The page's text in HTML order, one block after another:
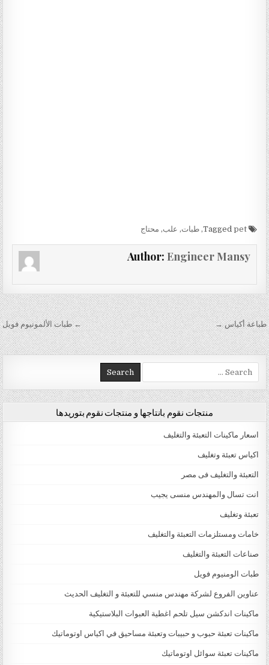
Tagged
pet
,طبات, علب, محتاج
Author: Engineer Mansy
تصفّح المقالات ← طبات الألمونيوم فويل طباعة أكياس →
Search for:
منتجات نقوم بانتاجها و منتجات نقوم بتوريدها
اسعار ماكينات التعبئة والتغليف
اكياس تعبئة وتغليف
التعبئة والتغليف فى مصر
انت تسال والمهندس منسى يجيب
تعبئة وتغليف
خامات ومستلزمات التعبئة والتغليف
صناعات التعبئة والتغليف
طبات الومنيوم فويل
عناوين الفروع لشركة مهندس منسي للتعبئة و التغليف الحديث
ماكينات اندكشن سيل تلحم اغطية العبوات البلاستيكية
ماكينات تعبئة حبوب و حبيبات وتعبئة مساحيق في اكياس اوتوماتيك
ماكينات تعبئة سوائل اوتوماتيك